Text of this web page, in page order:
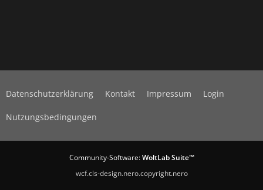
Datenschutzerklärung Kontakt Impressum Login
Nutzungsbedingungen
Community-Software:WoltLab Suite™
wcf.cls-design.nero.copyright.nero